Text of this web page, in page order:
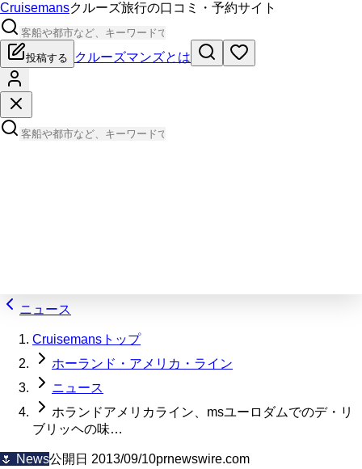
Cruisemansクルーズ旅行の口コミ・予約サイト
投稿する クルーズマンズとは
ニュース
Cruisemansトップ
ホーランド・アメリカ・ライン
ニュース
ホランドアメリカライン、msユーロダムでのデ・リ
ブリッヘの味…
🌷 News公開日 2013/09/10prnewswire.com